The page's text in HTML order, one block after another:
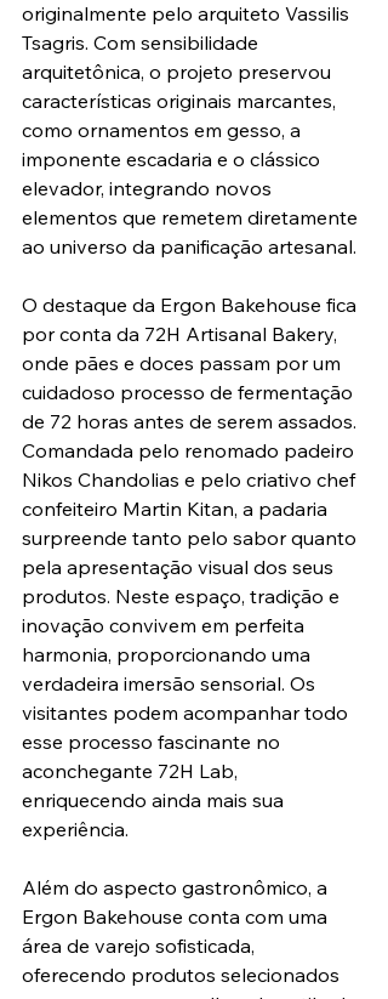
originalmente pelo arquiteto Vassilis
Tsagris. Com sensibilidade
arquitetônica, o projeto preservou
características originais marcantes,
como ornamentos em gesso, a
imponente escadaria e o clássico
elevador, integrando novos
elementos que remetem diretamente
ao universo da panificação artesanal.
O destaque da Ergon Bakehouse fica
por conta da 72H Artisanal Bakery,
onde pães e doces passam por um
cuidadoso processo de fermentação
de 72 horas antes de serem assados.
Comandada pelo renomado padeiro
Nikos Chandolias e pelo criativo chef
confeiteiro Martin Kitan, a padaria
surpreende tanto pelo sabor quanto
pela apresentação visual dos seus
produtos. Neste espaço, tradição e
inovação convivem em perfeita
harmonia, proporcionando uma
verdadeira imersão sensorial. Os
visitantes podem acompanhar todo
esse processo fascinante no
aconchegante 72H Lab,
enriquecendo ainda mais sua
experiência.
Além do aspecto gastronômico, a
Ergon Bakehouse conta com uma
área de varejo sofisticada,
oferecendo produtos selecionados